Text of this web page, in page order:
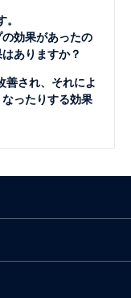
効果があったの
ありますか？
善され、それによ
ったりする効果